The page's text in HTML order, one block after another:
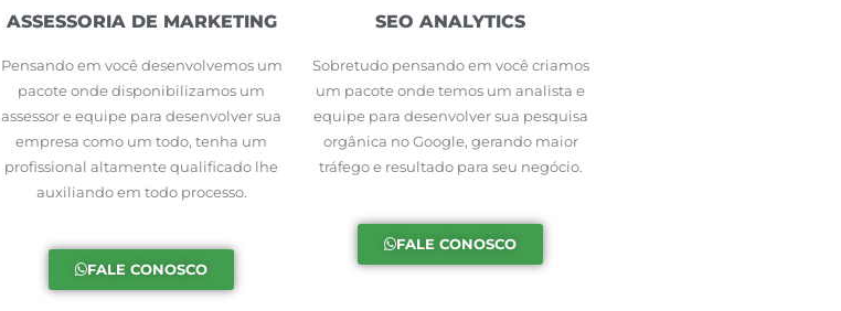
ASSESSORIA DE MARKETING
Pensando em você desenvolvemos um
pacote onde disponibilizamos um
assessor e equipe para desenvolver sua
empresa como um todo, tenha um
profissional altamente qualificado lhe
auxiliando em todo processo.
FALE CONOSCO
SEO ANALYTICS
Sobretudo pensando em você criamos
um pacote onde temos um analista e
equipe para desenvolver sua pesquisa
orgânica no Google, gerando maior
tráfego e resultado para seu negócio.
FALE CONOSCO